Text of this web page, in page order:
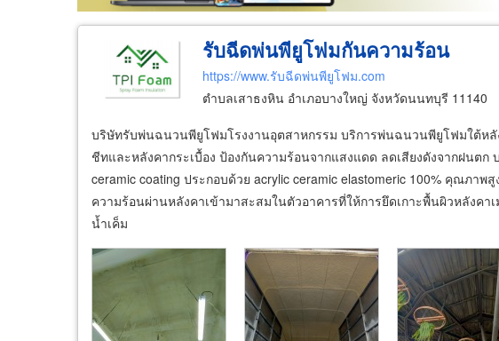
รับฉีดพ่นพียูโฟมกันความร้อน
https://www.รับฉีดพ่นพียูโฟม.com
ตำบลเสาธงหิน อำเภอบางใหญ่ จังหวัดนนทบุรี 11140
บริษัทรับพ่นฉนวนพียูโฟมโรงงานอุตสาหกรรม บริการพ่นฉนวนพียูโฟมใต้หลั
ชีทและหลังคากระเบื้อง ป้องกันความร้อนจากแสงแดด ลดเสียงดังจากฝนต
ceramic coating ประกอบด้วย acrylic ceramic elastomeric 100% คุณภา
ความร้อนผ่านหลังคาเข้ามาสะสมในตัวอาคารที่ให้การยึดเกาะพื้นผิวหลังคา
น้ำเค็ม